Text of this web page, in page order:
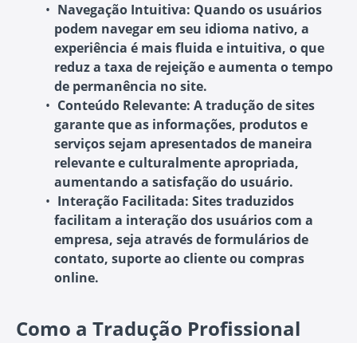
Navegação Intuitiva: Quando os usuários
podem navegar em seu idioma nativo, a
experiência é mais fluida e intuitiva, o que
reduz a taxa de rejeição e aumenta o tempo
de permanência no site.
Conteúdo Relevante: A tradução de sites
garante que as informações, produtos e
serviços sejam apresentados de maneira
relevante e culturalmente apropriada,
aumentando a satisfação do usuário.
Interação Facilitada: Sites traduzidos
facilitam a interação dos usuários com a
empresa, seja através de formulários de
contato, suporte ao cliente ou compras
online.
Como a Tradução Profissional